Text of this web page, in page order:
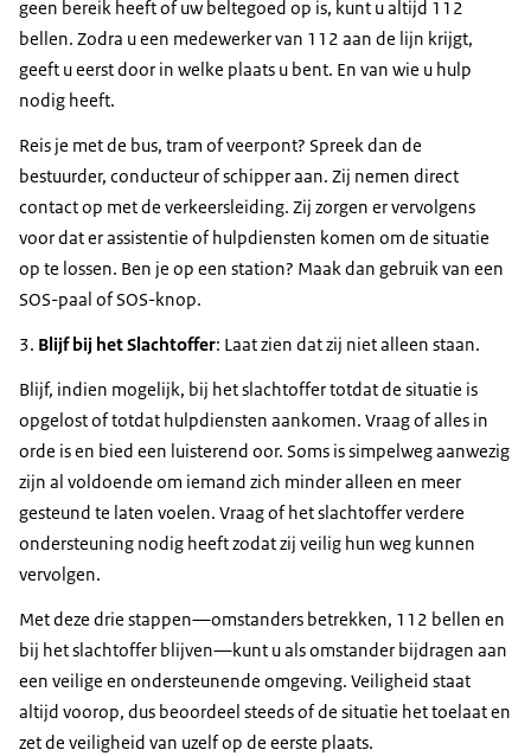
geen bereik heeft of uw beltegoed op is, kunt u altijd 112
bellen. Zodra u een medewerker van 112 aan de lijn krijgt,
geeft u eerst door in welke plaats u bent. En van wie u hulp
nodig heeft.
Reis je met de bus, tram of veerpont? Spreek dan de
bestuurder, conducteur of schipper aan. Zij nemen direct
contact op met de verkeersleiding. Zij zorgen er vervolgens
voor dat er assistentie of hulpdiensten komen om de situatie
op te lossen. Ben je op een station? Maak dan gebruik van een
SOS-paal of SOS-knop.
3. Blijf bij het Slachtoffer: Laat zien dat zij niet alleen staan.
Blijf, indien mogelijk, bij het slachtoffer totdat de situatie is
opgelost of totdat hulpdiensten aankomen. Vraag of alles in
orde is en bied een luisterend oor. Soms is simpelweg aanwezig
zijn al voldoende om iemand zich minder alleen en meer
gesteund te laten voelen. Vraag of het slachtoffer verdere
ondersteuning nodig heeft zodat zij veilig hun weg kunnen
vervolgen.
Met deze drie stappen—omstanders betrekken, 112 bellen en
bij het slachtoffer blijven—kunt u als omstander bijdragen aan
een veilige en ondersteunende omgeving. Veiligheid staat
altijd voorop, dus beoordeel steeds of de situatie het toelaat en
zet de veiligheid van uzelf op de eerste plaats.